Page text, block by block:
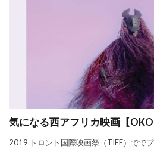
気になる西アフリカ映画【
2019 トロント国際映画祭（TIFF）でで